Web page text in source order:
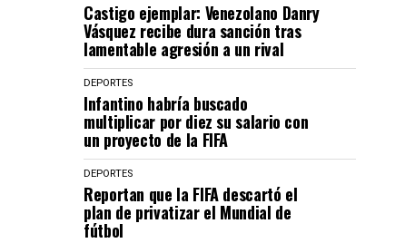
Castigo ejemplar: Venezolano Danry
Vásquez recibe dura sanción tras
lamentable agresión a un rival
DEPORTES
Infantino habría buscado
multiplicar por diez su salario con
un proyecto de la FIFA
DEPORTES
Reportan que la FIFA descartó el
plan de privatizar el Mundial de
fútbol